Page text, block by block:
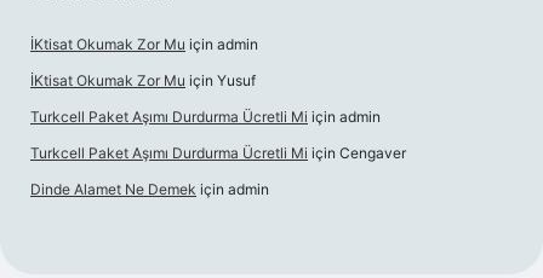
İKtisat Okumak Zor Mu için admin
İKtisat Okumak Zor Mu için Yusuf
Turkcell Paket Aşımı Durdurma Ücretli Mi için admin
Turkcell Paket Aşımı Durdurma Ücretli Mi için Cengaver
Dinde Alamet Ne Demek için admin